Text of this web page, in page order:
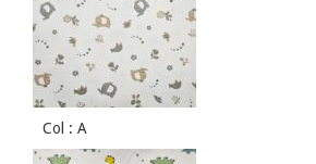
Col : A